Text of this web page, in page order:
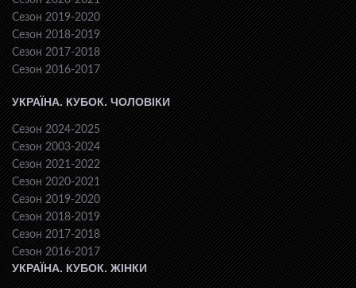
Сезон 2019-2020
Сезон 2018-2019
Сезон 2017-2018
Сезон 2016-2017
УКРАЇНА. КУБОК. ЧОЛОВІКИ
Сезон 2024-2025
Сезон 2003-2024
Сезон 2021-2022
Сезон 2020-2021
Сезон 2019-2020
Сезон 2018-2019
Сезон 2017-2018
Сезон 2016-2017
УКРАЇНА. КУБОК. ЖІНКИ